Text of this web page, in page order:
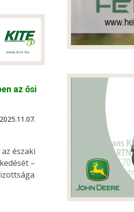
az ősi
2025.11.07.
északi
–